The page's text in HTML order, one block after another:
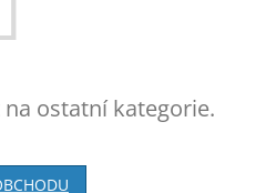
ostatní kategorie.